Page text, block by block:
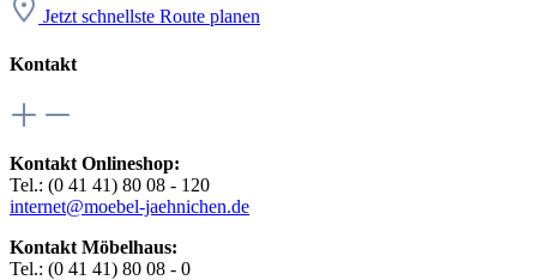
Jetzt schnellste Route planen
Kontakt
Kontakt Onlineshop:
Tel.: (0 41 41) 80 08 - 120
internet@moebel-jaehnichen.de
Kontakt Möbelhaus:
Tel.: (0 41 41) 80 08 - 0